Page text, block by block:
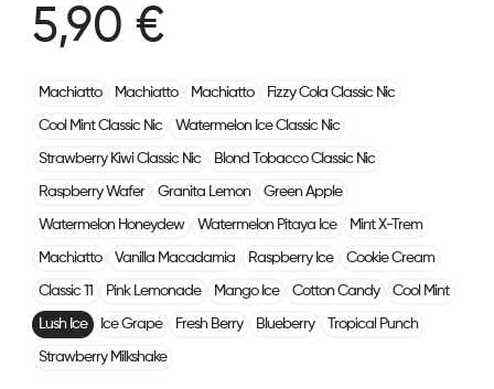
5,90 €
Machiatto Machiatto Machiatto Fizzy Cola Classic Nic
Cool Mint Classic Nic Watermelon Ice Classic Nic
Strawberry Kiwi Classic Nic Blond Tobacco Classic Nic
Raspberry Wafer Granita Lemon Green Apple
Watermelon Honeydew Watermelon Pitaya Ice Mint X-Trem
Machiatto Vanilla Macadamia Raspberry Ice Cookie Cream
Classic 11 Pink Lemonade Mango Ice Cotton Candy Cool Mint
Lush Ice Ice Grape Fresh Berry Blueberry Tropical Punch
Strawberry Milkshake